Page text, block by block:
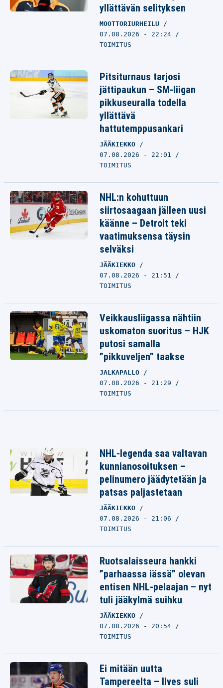
yllättävän selityksen
MOOTTORIURHEILU
07.08.2026 - 22:24
TOIMITUS
Pitsiturnaus tarjosi
jättipaukun – SM-liigan
pikkuseuralla todella
yllättävä
hattutemppusankari
JÄÄKIEKKO
07.08.2026 - 22:01
TOIMITUS
NHL:n kohuttuun
siirtosaagaan jälleen uusi
käänne – Detroit teki
vaatimuksensa täysin
selväksi
JÄÄKIEKKO
07.08.2026 - 21:51
TOIMITUS
Veikkausliigassa nähtiin
uskomaton suoritus – HJK
putosi samalla
”pikkuveljen” taakse
JALKAPALLO
07.08.2026 - 21:29
TOIMITUS
NHL-legenda saa valtavan
kunnianosoituksen –
pelinumero jäädytetään ja
patsas paljastetaan
JÄÄKIEKKO
07.08.2026 - 21:06
TOIMITUS
Ruotsalaisseura hankki
”parhaassa iässä” olevan
entisen NHL-pelaajan – nyt
tuli jääkylmä suihku
JÄÄKIEKKO
07.08.2026 - 20:54
TOIMITUS
Ei mitään uutta
Tampereelta – Ilves suli